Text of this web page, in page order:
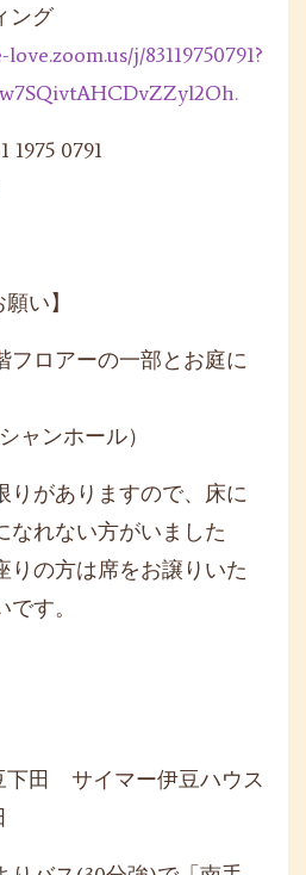
ング
love.zoom.us/j/83119750791?
.
1975 0791
い】
フロアーの一部とお庭に
ャンホール）
がありますので、 床に
なれない方がいました
りの方は席をお譲りいた
す。
下田 サイマー伊豆ハウス